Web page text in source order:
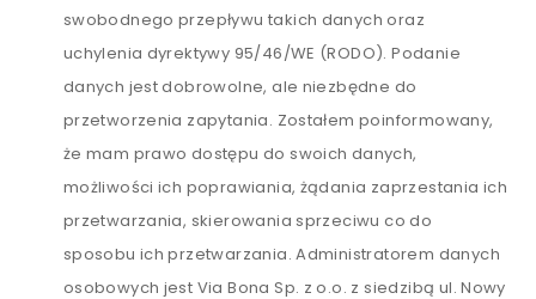
swobodnego przepływu takich danych oraz
uchylenia dyrektywy 95/46/WE (RODO). Podanie
danych jest dobrowolne, ale niezbędne do
przetworzenia zapytania. Zostałem poinformowany,
że mam prawo dostępu do swoich danych,
możliwości ich poprawiania, żądania zaprzestania ich
przetwarzania, skierowania sprzeciwu co do
sposobu ich przetwarzania. Administratorem danych
osobowych jest Via Bona Sp. z o.o. z siedzibą ul. Nowy